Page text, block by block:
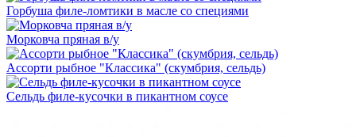
Горбуша филе-ломтики в масле со специями
Морковча пряная в/у
Ассорти рыбное "Классика" (скумбрия, сельдь)
Сельдь филе-кусочки в пикантном соусе